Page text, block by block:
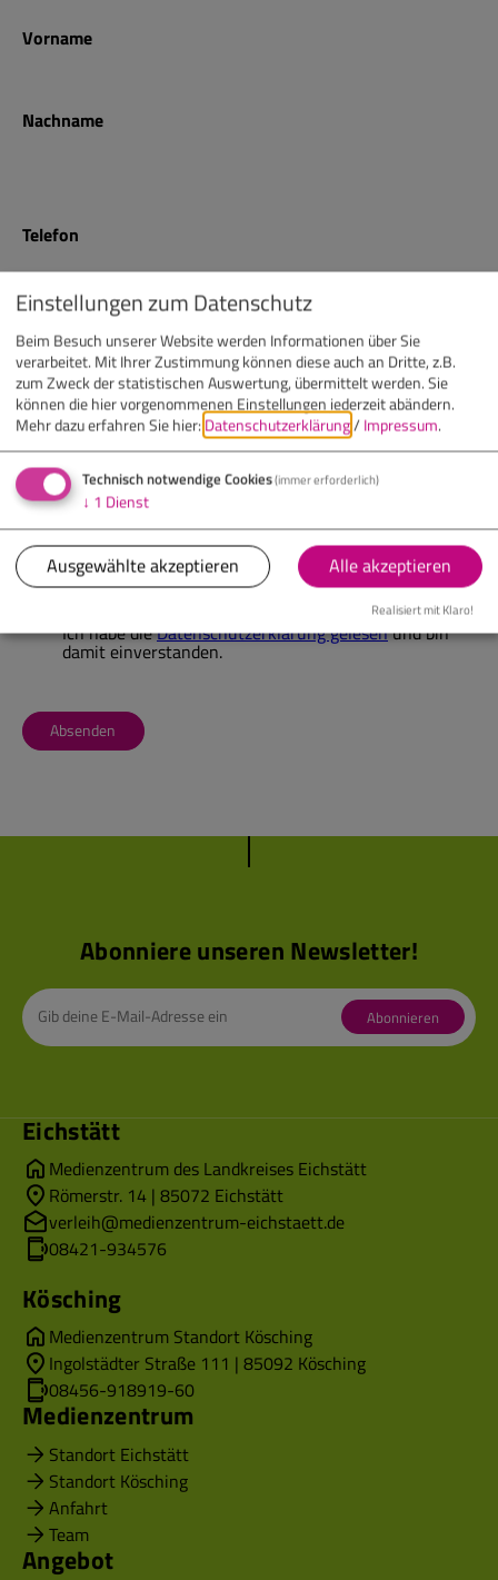
Vorname
Nachname
Telefon
E-Mail
Nachricht(optional)
Ich habe dieDatenschutzerklärung gelesenund bin
damit einverstanden.
Absenden
Abonniere unseren Newsletter!
Abonnieren
Eichstätt
Medienzentrum des Landkreises Eichstätt
Römerstr. 14 | 85072 Eichstätt
verleih@medienzentrum-eichstaett.de
08421-934576
Kösching
Medienzentrum Standort Kösching
Ingolstädter Straße 111 | 85092 Kösching
08456-918919-60
Medienzentrum
Standort Eichstätt
Standort Kösching
Anfahrt
Team
Angebot
Einstellungen zum Datenschutz
Beim Besuch unserer Website werden Informationen über Sie
verarbeitet. Mit Ihrer Zustimmung können diese auch an Dritte, z.B.
zum Zweck der statistischen Auswertung, übermittelt werden. Sie
können die hier vorgenommenen Einstellungen jederzeit abändern.
Mehr dazu erfahren Sie hier:Datenschutzerklärung/Impressum.
Technisch notwendige Cookies(immer erforderlich)
↓ 1 Dienst
Ausgewählte akzeptieren Alle akzeptieren
Realisiert mit Klaro!